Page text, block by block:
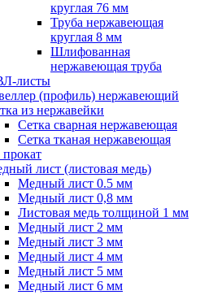
круглая 76 мм
Труба нержавеющая
круглая 8 мм
Шлифованная
нержавеющая труба
листы
(профиль) нержавеющий
из нержавейки
Сетка сварная нержавеющая
Сетка тканая нержавеющая
лист (листовая медь)
Медный лист 0.5 мм
Медный лист 0,8 мм
Листовая медь толщиной 1 мм
Медный лист 2 мм
Медный лист 3 мм
Медный лист 4 мм
Медный лист 5 мм
Медный лист 6 мм